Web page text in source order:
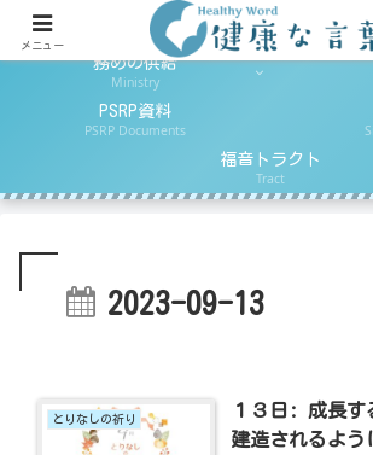
日ごとのパン
Daily Reading
務めの供給
Ministry
PSRP資料
PSRP Documents
福音トラクト
Tract
2023-09-13
とりなしの祈り
１３日: 成長す
建造されるよう
メニュー